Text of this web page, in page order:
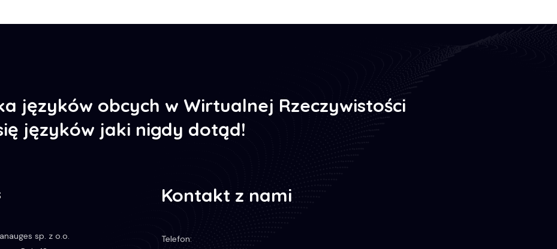
języków obcych w Wirtualnej Rzeczywistości
języków jaki nigdy dotąd!
sp. z o.o.
Kontakt z nami
Telefon: